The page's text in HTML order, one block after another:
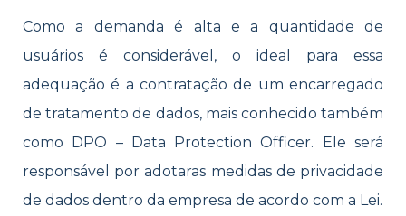
Como a demanda é alta e a quantidade de
usuários é considerável, o ideal para essa
adequação é a contratação de um encarregado
de tratamento de dados, mais conhecido também
como DPO – Data Protection Officer. Ele será
responsável por adotaras medidas de privacidade
de dados dentro da empresa de acordo com a Lei.